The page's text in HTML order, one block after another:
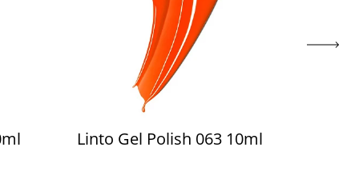
Linto Gel Polish 063 10ml